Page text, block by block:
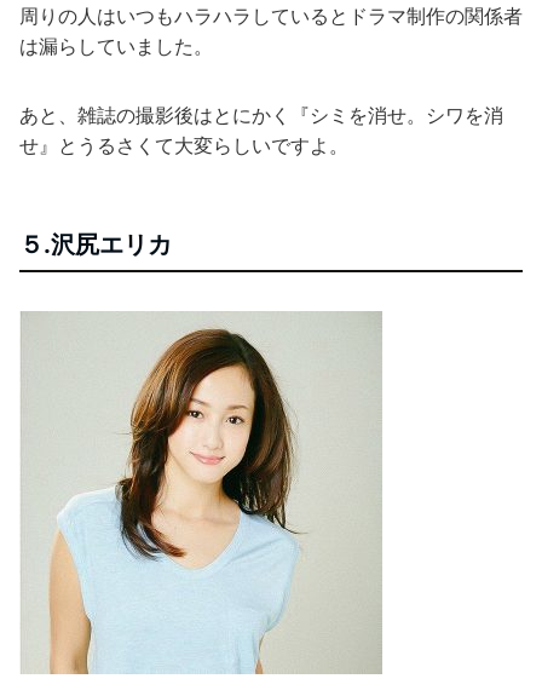
周りの人はいつもハラハラしているとドラマ制作の関係者
は漏らしていました。
あと、雑誌の撮影後はとにかく『シミを消せ。シワを消
せ』とうるさくて大変らしいですよ。
５.沢尻エリカ